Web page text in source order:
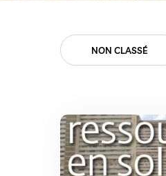
NOTE DE LECTURE